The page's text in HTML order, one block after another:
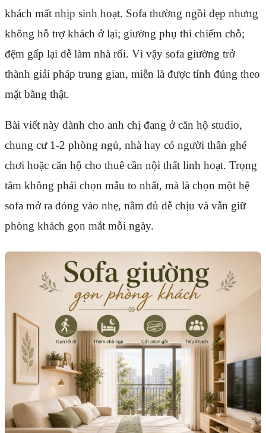
khách mất nhịp sinh hoạt. Sofa thường ngồi đẹp nhưng
không hỗ trợ khách ở lại; giường phụ thì chiếm chỗ;
đệm gấp lại dễ làm nhà rối. Vì vậy sofa giường trở
thành giải pháp trung gian, miễn là được tính đúng theo
mặt bằng thật.
Bài viết này dành cho anh chị đang ở căn hộ studio,
chung cư 1-2 phòng ngủ, nhà hay có người thân ghé
chơi hoặc căn hộ cho thuê cần nội thất linh hoạt. Trọng
tâm không phải chọn mẫu to nhất, mà là chọn một hệ
sofa mở ra đóng vào nhẹ, nằm đủ dễ chịu và vẫn giữ
phòng khách gọn mắt mỗi ngày.